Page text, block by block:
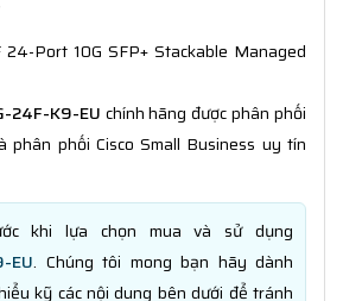
24-Port 10G SFP+ Stackable Managed
24F-K9-EU chính hãng được phân phối
phân phối Cisco Small Business uy tín
khi lựa chọn mua và sử dụng
EU. Chúng tôi mong bạn hãy dành
kỹ các nội dung bên dưới để tránh